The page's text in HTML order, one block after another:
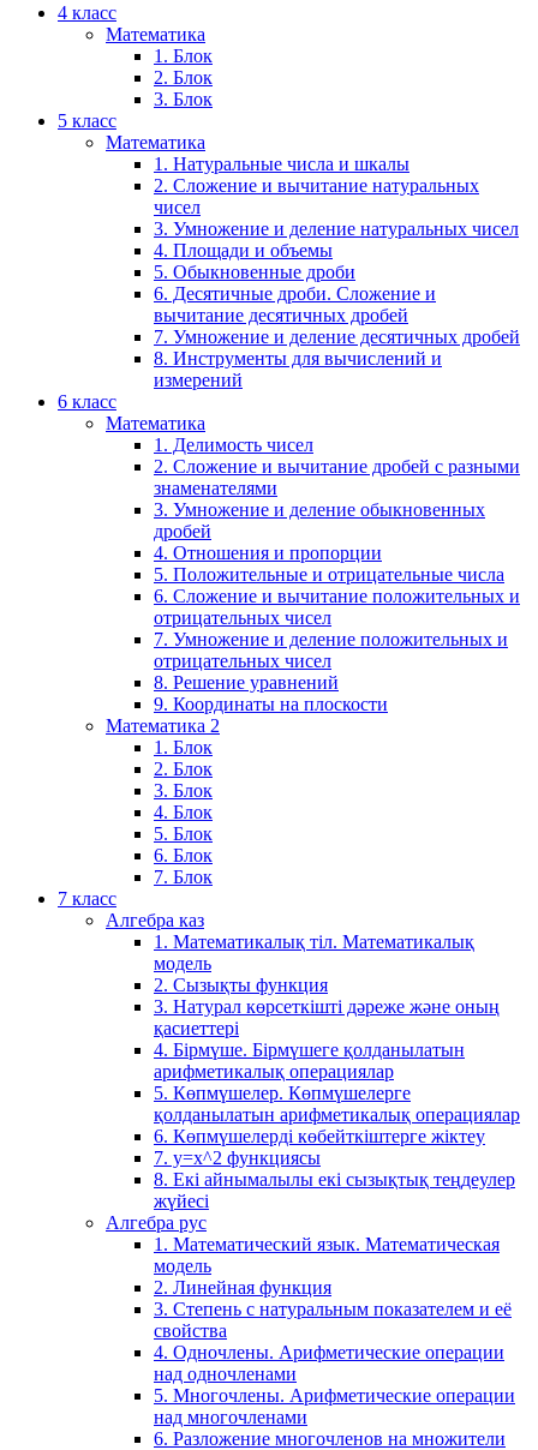
4 класс
Математика
1. Блок
2. Блок
3. Блок
5 класс
Математика
1. Натуральные числа и шкалы
2. Сложение и вычитание натуральных
чисел
3. Умножение и деление натуральных чисел
4. Площади и объемы
5. Обыкновенные дроби
6. Десятичные дроби. Сложение и
вычитание десятичных дробей
7. Умножение и деление десятичных дробей
8. Инструменты для вычислений и
измерений
6 класс
Математика
1. Делимость чисел
2. Сложение и вычитание дробей с разными
знаменателями
3. Умножение и деление обыкновенных
дробей
4. Отношения и пропорции
5. Положительные и отрицательные числа
6. Сложение и вычитание положительных и
отрицательных чисел
7. Умножение и деление положительных и
отрицательных чисел
8. Решение уравнений
9. Координаты на плоскости
Математика 2
1. Блок
2. Блок
3. Блок
4. Блок
5. Блок
6. Блок
7. Блок
7 класс
Алгебра каз
1. Математикалық тіл. Математикалық
модель
2. Сызықты функция
3. Натурал көрсеткішті дәреже және оның
қасиеттері
4. Бірмүше. Бірмүшеге қолданылатын
арифметикалық операциялар
5. Көпмүшелер. Көпмүшелерге
қолданылатын арифметикалық операциялар
6. Көпмүшелерді көбейткіштерге жіктеу
7. у=х^2 функциясы
8. Екі айнымалылы екі сызықтық теңдеулер
жүйесі
Алгебра рус
1. Математический язык. Математическая
модель
2. Линейная функция
3. Степень с натуральным показателем и её
свойства
4. Одночлены. Арифметические операции
над одночленами
5. Многочлены. Арифметические операции
над многочленами
6. Разложение многочленов на множители